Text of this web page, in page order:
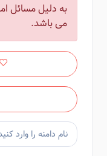
به دلیل مسائل
می باشد.